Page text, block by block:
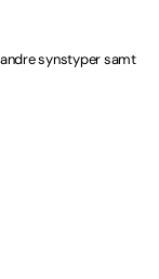
synstyper samt